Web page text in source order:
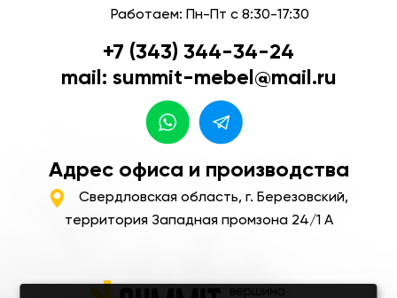
Работаем: Пн-Пт с 8:30-17:30
+7 (343) 344-34-24
mail: summit-mebel@mail.ru
Адрес офиса и производства
Свердловская область, г. Березовский,
территория Западная промзона 24/1 А